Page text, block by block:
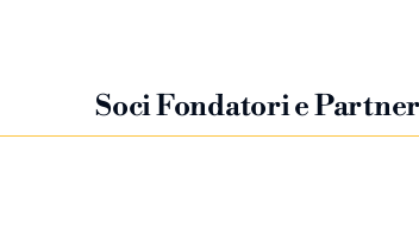
Soci Fondatori e Partner